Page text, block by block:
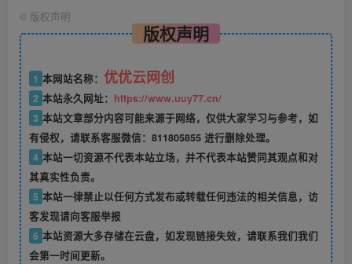
© 版权声明
版权声明
1 本网站名称： 优优云网创
2 本站永久网址： https://www.uuy77.cn/
3 本站文章部分内容可能来源于网络，仅供大家学习与参考，如
有侵权，请联系客服微信：811805855 进行删除处理。
4 本站一切资源不代表本站立场，并不代表本站赞同其观点和对
其真实性负责。
5 本站一律禁止以任何方式发布或转载任何违法的相关信息，访
客发现请向客服举报
6 本站资源大多存储在云盘，如发现链接失效，请联系我们我们
会第一时间更新。